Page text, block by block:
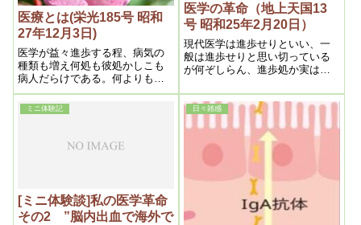
医療とは(栄光185号 昭和
27年12月3日)
医学が益々進歩する程、病気の
種類も増え何処も彼処かしこも
病人だらけである。何よりも薬
の新聞広告をみても分る通り、
デカデカな広告を出しても、割
に合う程病人が多い訳である。
段病人が減ってゆき、遂には薬
医学の革命（地上天国13
号 昭和25年2月20日）
現代医学は進歩せりといい、一
般は進歩せりと思い切っている
が何ぞしらん、進歩処か実は低
の紀元四百年前医聖とされてい
たヒポクラテス以来二千有余年
発見出来ないのであるから、そ
れ以上をいう必要はあるまい。
ミニ体験記
[ミニ体験談]私の医学革命
その2 ”脳内出血で海外で
日々雑感